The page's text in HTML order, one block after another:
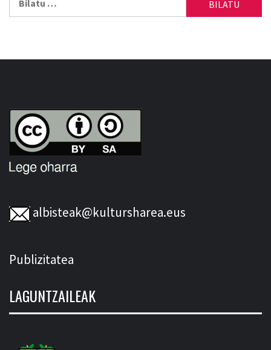
albisteak@kultursharea.eus
Publizitatea
LAGUNTZAILEAK